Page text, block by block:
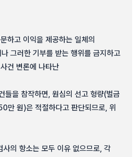
하고 이익을 제공하는 일체의
그러한 기부를 받는 행위를 금지하고
건 변론에 나타난
들을 참작하면, 원심의 선고 형량(벌금
만 원)은 적절하다고 판단되므로, 위
사의 항소는 모두 이유 없으므로, 각